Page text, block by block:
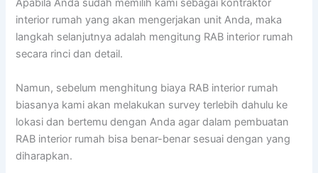
Apabila Anda sudah memilih kami sebagai kontraktor
interior rumah yang akan mengerjakan unit Anda, maka
langkah selanjutnya adalah mengitung RAB interior rumah
secara rinci dan detail.
Namun, sebelum menghitung biaya RAB interior rumah
biasanya kami akan melakukan survey terlebih dahulu ke
lokasi dan bertemu dengan Anda agar dalam pembuatan
RAB interior rumah bisa benar-benar sesuai dengan yang
diharapkan.